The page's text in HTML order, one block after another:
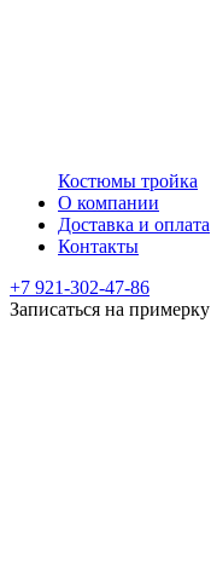
Костюмы тройка
О компании
Доставка и оплата
Контакты
+7 921-302-47-86
Записаться на примерку